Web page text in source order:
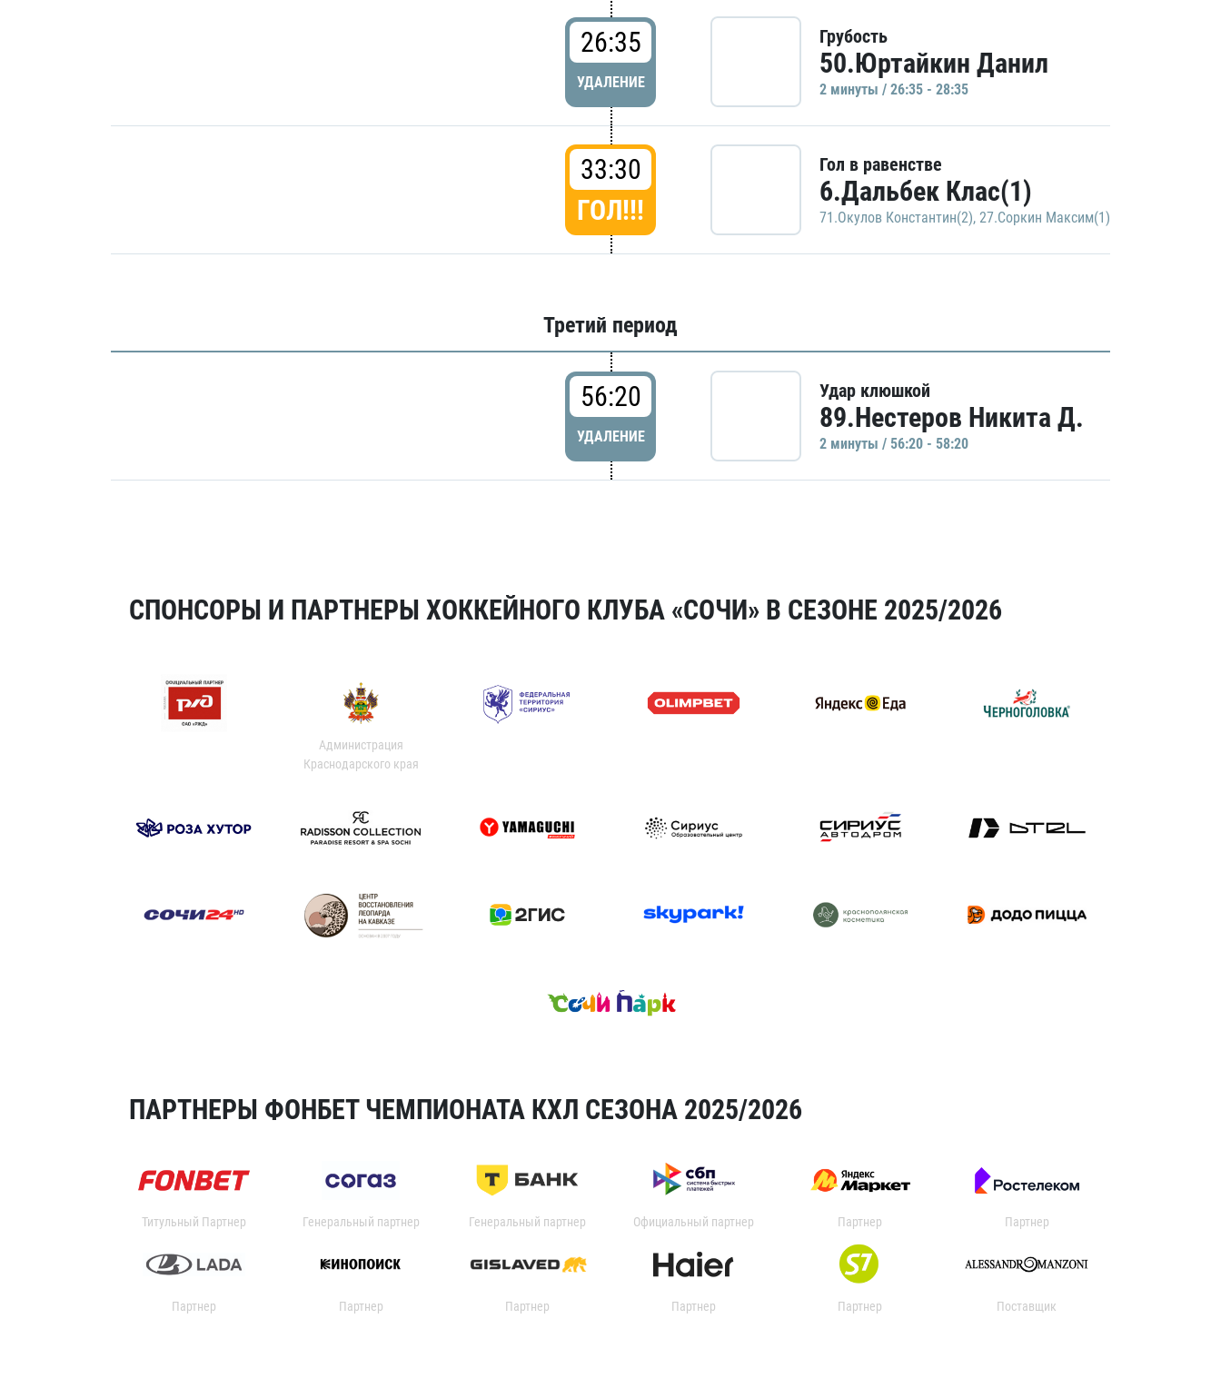
26:35
УДАЛЕНИЕ
Грубость
50.Юртайкин Данил
2 минуты / 26:35 - 28:35
33:30
ГОЛ!!!
Гол в равенстве
6.Дальбек Клас(1)
71.Окулов Константин(2), 27.Соркин Максим(1)
Третий период
56:20
УДАЛЕНИЕ
Удар клюшкой
89.Нестеров Никита Д.
2 минуты / 56:20 - 58:20
СПОНСОРЫ И ПАРТНЕРЫ ХОККЕЙНОГО КЛУБА «СОЧИ» В СЕЗОНЕ 2025/2026
Администрация
Краснодарского края
ПАРТНЕРЫ ФОНБЕТ ЧЕМПИОНАТА КХЛ СЕЗОНА 2025/2026
Титульный Партнер Генеральный партнер Генеральный партнер Официальный партнер Партнер Партнер
Партнер Партнер Партнер Партнер Партнер Поставщик